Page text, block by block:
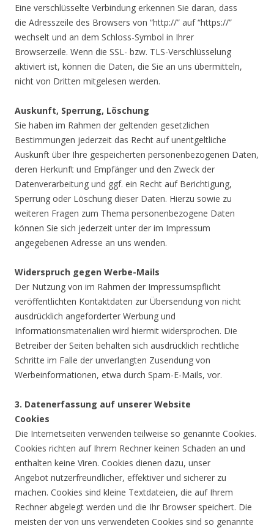
Eine verschlüsselte Verbindung erkennen Sie daran, dass
die Adresszeile des Browsers von “http://” auf “https://”
wechselt und an dem Schloss-Symbol in Ihrer
Browserzeile. Wenn die SSL- bzw. TLS-Verschlüsselung
aktiviert ist, können die Daten, die Sie an uns übermitteln,
nicht von Dritten mitgelesen werden.
Auskunft, Sperrung, Löschung
Sie haben im Rahmen der geltenden gesetzlichen
Bestimmungen jederzeit das Recht auf unentgeltliche
Auskunft über Ihre gespeicherten personenbezogenen Daten,
deren Herkunft und Empfänger und den Zweck der
Datenverarbeitung und ggf. ein Recht auf Berichtigung,
Sperrung oder Löschung dieser Daten. Hierzu sowie zu
weiteren Fragen zum Thema personenbezogene Daten
können Sie sich jederzeit unter der im Impressum
angegebenen Adresse an uns wenden.
Widerspruch gegen Werbe-Mails
Der Nutzung von im Rahmen der Impressumspflicht
veröffentlichten Kontaktdaten zur Übersendung von nicht
ausdrücklich angeforderter Werbung und
Informationsmaterialien wird hiermit widersprochen. Die
Betreiber der Seiten behalten sich ausdrücklich rechtliche
Schritte im Falle der unverlangten Zusendung von
Werbeinformationen, etwa durch Spam-E-Mails, vor.
3. Datenerfassung auf unserer Website
Cookies
Die Internetseiten verwenden teilweise so genannte Cookies.
Cookies richten auf Ihrem Rechner keinen Schaden an und
enthalten keine Viren. Cookies dienen dazu, unser
Angebot nutzerfreundlicher, effektiver und sicherer zu
machen. Cookies sind kleine Textdateien, die auf Ihrem
Rechner abgelegt werden und die Ihr Browser speichert. Die
meisten der von uns verwendeten Cookies sind so genannte